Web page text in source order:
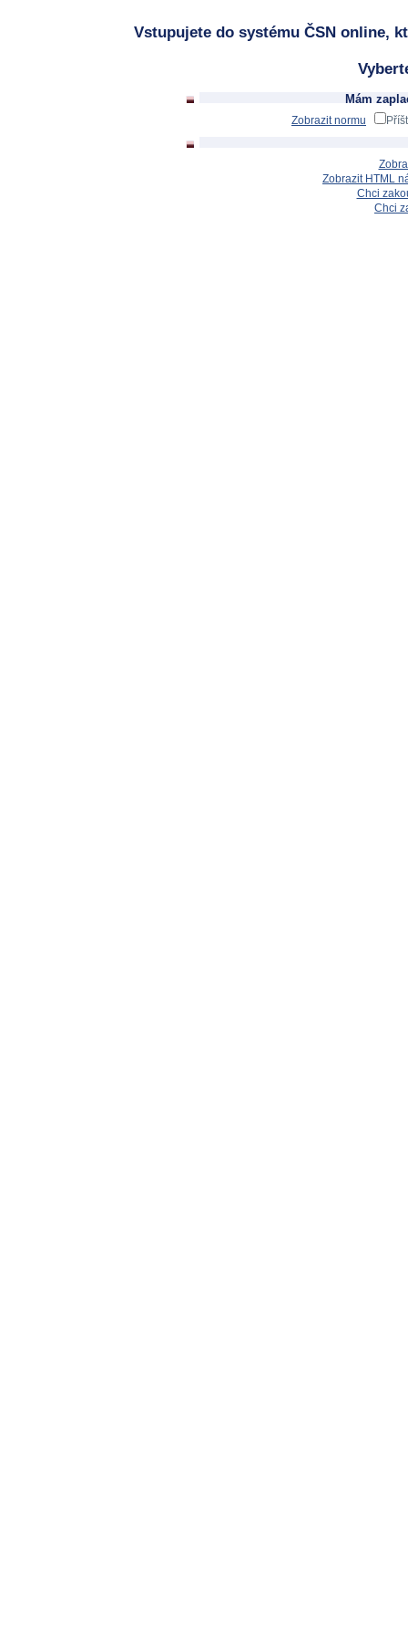
Vstupujete do systému ČSN online,
Mám
Zobrazit normu
Zobrazit HTML
Chci
Chci